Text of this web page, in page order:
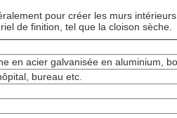
pour créer les murs
de finition, tel que la cloison sèche.
en acier galvanisée en aluminium,
bureau etc.